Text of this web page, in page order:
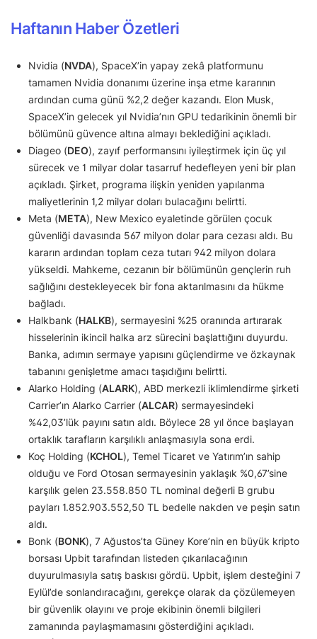
Haftanın Haber Özetleri
Nvidia (NVDA), SpaceX’in yapay zekâ platformunu
tamamen Nvidia donanımı üzerine inşa etme kararının
ardından cuma günü %2,2 değer kazandı. Elon Musk,
SpaceX’in gelecek yıl Nvidia’nın GPU tedarikinin önemli bir
bölümünü güvence altına almayı beklediğini açıkladı.
Diageo (DEO), zayıf performansını iyileştirmek için üç yıl
sürecek ve 1 milyar dolar tasarruf hedefleyen yeni bir plan
açıkladı. Şirket, programa ilişkin yeniden yapılanma
maliyetlerinin 1,2 milyar doları bulacağını belirtti.
Meta (META), New Mexico eyaletinde görülen çocuk
güvenliği davasında 567 milyon dolar para cezası aldı. Bu
kararın ardından toplam ceza tutarı 942 milyon dolara
yükseldi. Mahkeme, cezanın bir bölümünün gençlerin ruh
sağlığını destekleyecek bir fona aktarılmasını da hükme
bağladı.
Halkbank (HALKB), sermayesini %25 oranında artırarak
hisselerinin ikincil halka arz sürecini başlattığını duyurdu.
Banka, adımın sermaye yapısını güçlendirme ve özkaynak
tabanını genişletme amacı taşıdığını belirtti.
Alarko Holding (ALARK), ABD merkezli iklimlendirme şirketi
Carrier’ın Alarko Carrier (ALCAR) sermayesindeki
%42,03’lük payını satın aldı. Böylece 28 yıl önce başlayan
ortaklık tarafların karşılıklı anlaşmasıyla sona erdi.
Koç Holding (KCHOL), Temel Ticaret ve Yatırım’ın sahip
olduğu ve Ford Otosan sermayesinin yaklaşık %0,67’sine
karşılık gelen 23.558.850 TL nominal değerli B grubu
payları 1.852.903.552,50 TL bedelle nakden ve peşin satın
aldı.
Bonk (BONK), 7 Ağustos’ta Güney Kore’nin en büyük kripto
borsası Upbit tarafından listeden çıkarılacağının
duyurulmasıyla satış baskısı gördü. Upbit, işlem desteğini 7
Eylül’de sonlandıracağını, gerekçe olarak da çözülemeyen
bir güvenlik olayını ve proje ekibinin önemli bilgileri
zamanında paylaşmamasını gösterdiğini açıkladı.